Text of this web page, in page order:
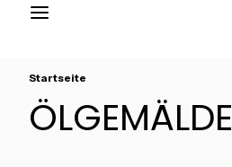
Menü
Startseite
ÖLGEMÄLDE